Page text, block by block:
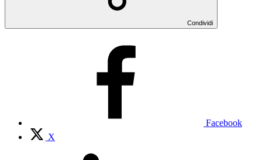
Condividi
Facebook
X